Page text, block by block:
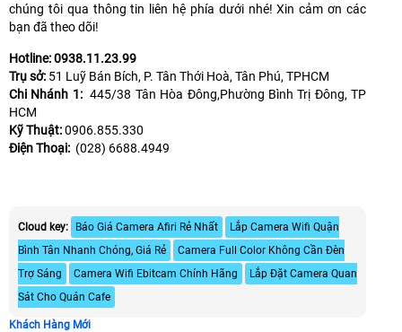
chúng tôi qua thông tin liên hệ phía dưới nhé! Xin cảm ơn các
bạn đã theo dõi!
Hotline: 0938.11.23.99
Trụ sở: 51 Luỹ Bán Bích, P. Tân Thới Hoà, Tân Phú, TPHCM
Chi Nhánh 1: 445/38 Tân Hòa Đông,Phường Bình Trị Đông, TP
HCM
Kỹ Thuật:0906.855.330
Điện Thoại: (028) 6688.4949
Cloud key: Báo Giá Camera Afiri Rẻ Nhất
Lắp Camera Wifi Quận
Bình Tân Nhanh Chóng, Giá Rẻ
Camera Full Color Không Cần Đèn
Trợ Sáng
Camera Wifi Ebitcam Chính Hãng
Lắp Đặt Camera Quan
Sát Cho Quán Cafe
Khách Hàng Mới